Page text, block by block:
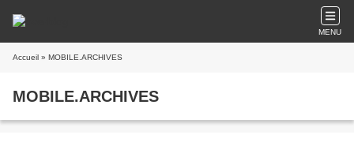
MENU
Accueil » MOBILE.ARCHIVES
MOBILE.ARCHIVES